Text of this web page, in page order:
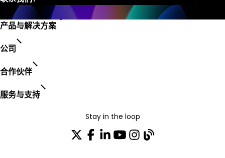
产品与解决方案
公司
合作伙伴
服务与支持
Stay in the loop